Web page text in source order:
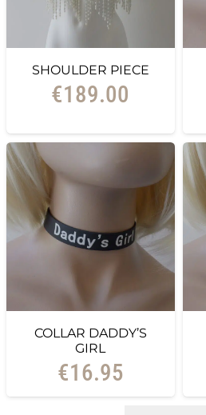
SHOULDER PIECE
€189.00
COLLAR DADDY’S
GIRL
€16.95